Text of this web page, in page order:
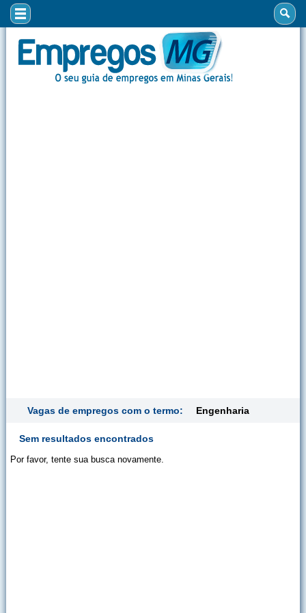
Vagas de empregos com o termo: Engenharia
Sem resultados encontrados
Por favor, tente sua busca novamente.